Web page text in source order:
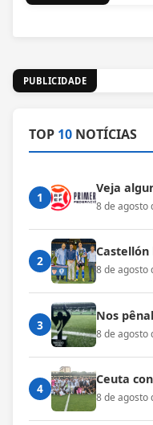
PUBLICIDADE
TOP 10 NOTÍCIAS
1
Veja
8 de agosto
2
Castellón
8 de agosto
3
Nos
8 de agosto
4
Ceuta
8 de agosto